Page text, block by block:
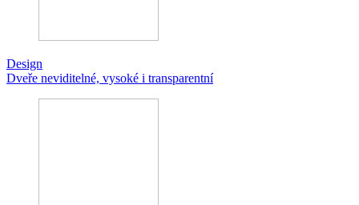
Design
Dveře neviditelné, vysoké i transparentní